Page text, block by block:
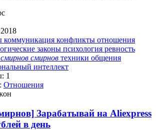
коммуникация конфликты отношения
законы психология ревность
смирнов смирнов техники общения
интеллект
1
Отношения
Зарабатывай на Aliexpress
в день